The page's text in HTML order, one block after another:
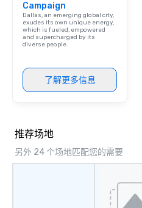
Campaign
Dallas, an emerging global city,
exudes its own unique energy,
which is fueled, empowered
and supercharged by its
diverse people.
了解更多信息
推荐场地
另外 24 个场地匹配您的需要